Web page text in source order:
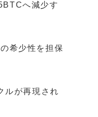
へ減少す
希少性を担保
ルが再現され